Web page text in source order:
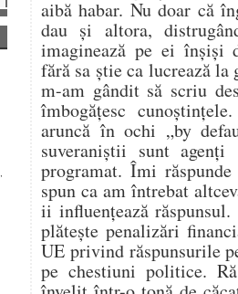
aibă habar. Nu doar că
dau și altora,
imaginează pe ei înșiși
fără sa știe ca lucrează
m-am gândit să scriu
îmbogățesc
aruncă în ochi „by
suveraniștii sunt
programat. Îmi
spun ca am întrebat
ii influențează
plătește penalizări
UE privind răspunsurile
pe chestiuni politice.